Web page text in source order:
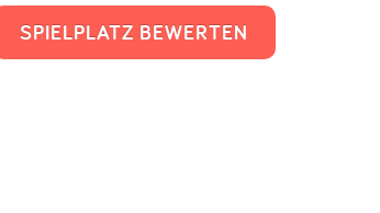
SPIELPLATZ BEWERTEN